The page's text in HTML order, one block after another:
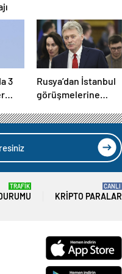
3
Rusya’dan İstanbul
görüşmelerine
TRAFİK
KRIPTO PARALAR
CANLI